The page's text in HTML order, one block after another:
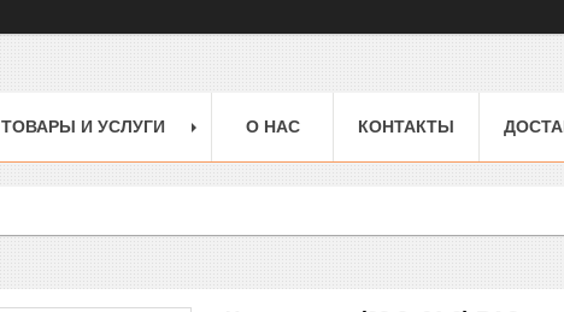
ТОВАРЫ И УСЛУГИ О НАС КОНТАКТЫ